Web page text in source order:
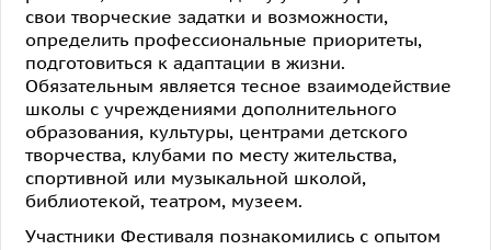
свои творческие задатки и возможности,
определить профессиональные приоритеты,
подготовиться к адаптации в жизни.
Обязательным является тесное взаимодействие
школы с учреждениями дополнительного
образования, культуры, центрами детского
творчества, клубами по месту жительства,
спортивной или музыкальной школой,
библиотекой, театром, музеем.
Участники Фестиваля познакомились с опытом